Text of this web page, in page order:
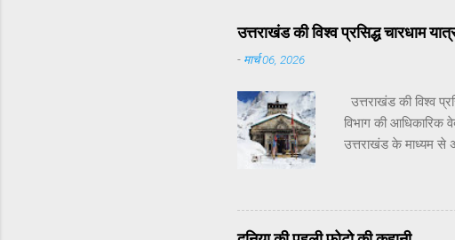
उत्तराखंड की विश्व प्रसिद्ध
- मार्च 06, 2026
उत्तराखंड की विश्व
विभाग की
उत्तराखंड के माध्यम से
खोल दिए जाएंगे।
खोले जाएंगे। चारधाम
पंजीकरण प्रक्रिया को